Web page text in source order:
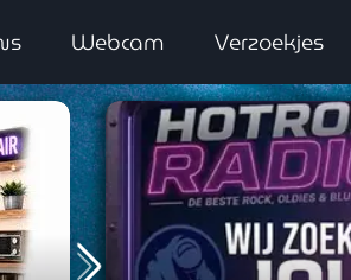
Webcam Verzoekjes